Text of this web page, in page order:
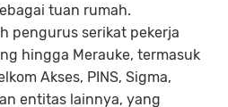
tuan rumah.
pengurus serikat pekerja
hingga Merauke, termasuk
Akses, PINS, Sigma,
entitas lainnya, yang